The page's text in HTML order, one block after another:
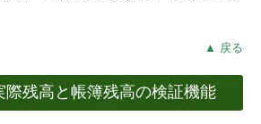
▲ 戻る
際残高と帳簿残高の検証機能